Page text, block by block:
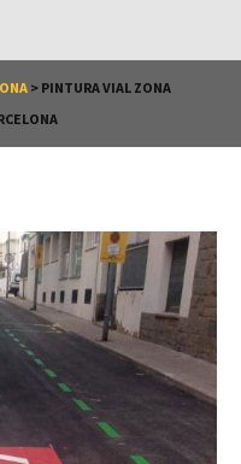
> PINTURA VIAL ZONA